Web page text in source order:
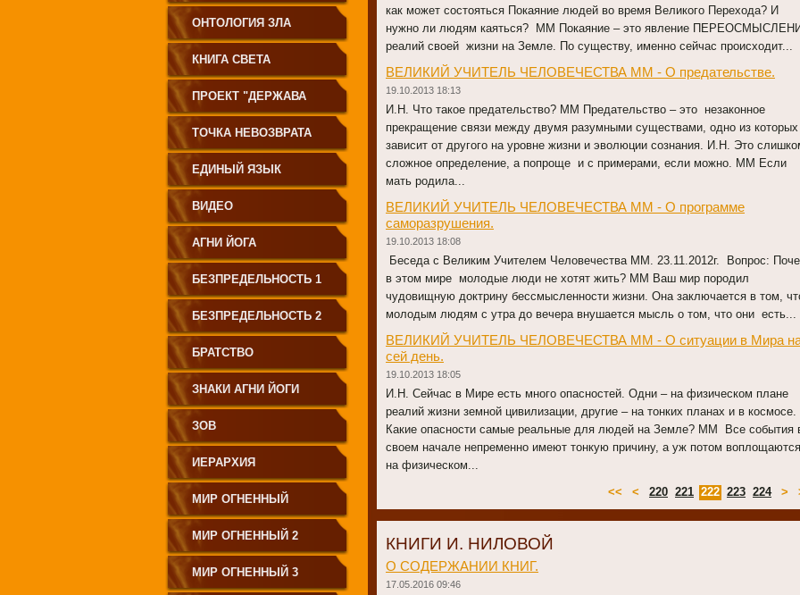
как может состояться Покаяние людей во время Великого Перехода? И
нужно ли людям каяться? ММ Покаяние – это явление
реалий своей жизни на Земле. По существу, именно сейчас происходит...
ВЕЛИКИЙ УЧИТЕЛЬ ЧЕЛОВЕЧЕСТВА ММ - О предательстве.
19.10.2013 18:13
И.Н. Что такое предательство? ММ Предательство – это незаконное
прекращение связи между двумя разумными существами, одно из которых
зависит от другого на уровне жизни и эволюции сознания. И.Н. Это
сложное определение, а попроще и с примерами, если можно. ММ Если
мать родила...
ВЕЛИКИЙ УЧИТЕЛЬ ЧЕЛОВЕЧЕСТВА ММ - О программе
саморазрушения.
19.10.2013 18:08
Беседа с Великим Учителем Человечества ММ. 23.11.2012г. Вопрос:
в этом мире молодые люди не хотят жить? ММ Ваш мир породил
чудовищную доктрину бессмысленности жизни. Она заключается в том,
молодым людям с утра до вечера внушается мысль о том, что они есть...
ВЕЛИКИЙ УЧИТЕЛЬ ЧЕЛОВЕЧЕСТВА ММ - О ситуации в Мира
сей день.
19.10.2013 18:05
И.Н. Сейчас в Мире есть много опасностей. Одни – на физическом плане
реалий жизни земной цивилизации, другие – на тонких планах и в космосе.
Какие опасности самые реальные для людей на Земле? ММ Все события
своем начале непременно имеют тонкую причину, а уж потом воплощаются
на физическом...
<<
< 220 221 222 223 224 >
КНИГИ И. НИЛОВОЙ
О СОДЕРЖАНИИ КНИГ.
17.05.2016 09:46
ПОЛЕЙ
ОНТОЛОГИЯ ЗЛА
КНИГА СВЕТА
ПРОЕКТ "ДЕРЖАВА
СВЕТА"
ТОЧКА НЕВОЗВРАТА
ЕДИНЫЙ ЯЗЫК
ЧЕЛОВЕЧЕСТВА
ВИДЕО
АГНИ ЙОГА
БЕЗПРЕДЕЛЬНОСТЬ 1
БЕЗПРЕДЕЛЬНОСТЬ 2
БРАТСТВО
ЗНАКИ АГНИ ЙОГИ
ЗОВ
ИЕРАРХИЯ
МИР ОГНЕННЫЙ
МИР ОГНЕННЫЙ 2
МИР ОГНЕННЫЙ 3